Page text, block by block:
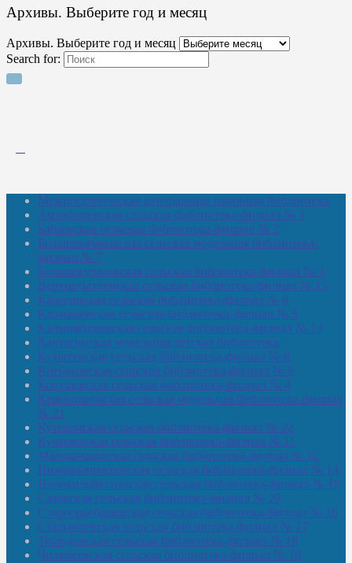
Архивы. Выберите год и месяц
Архивы. Выберите год и месяц
Search for:
Межпоселенческая центральная районная библиотека
Амзибашевская сельская библиотека-филиал № 1
Бабаевская сельская библиотека-филиал № 2
Большекачаковская сельская модельная библиотека-
филиал № 7
Большекуразовская сельская библиотека-филиал № 3
Верхнетыхтемская сельская библиотека-филиал № 15
Калегинская сельская библиотека-филиал № 6
Калмашевская сельская библиотека-филиал № 5
Калмиябашевская сельская библиотека-филиал № 13
Калтасинская модельная детская библиотека
Кельтеевская сельская библиотека-филиал № 8
Киебаковская сельская библиотека-филиал № 9
Кокушевская сельская библиотека-филиал № 4
Краснохолмская сельская модельная библиотека-филиал
№ 21
Кутеремская сельская библиотека-филиал № 22
Кучашевская сельская библиотека-филиал № 11
Малокачаковская сельская библиотека-филиал № 12
Нижнекачмашевская сельская библиотека-филиал № 14
Новокильбахтинская сельская библиотека-филиал № 19
Сазовская сельская библиотека-филиал № 20
Староорьебашевская сельская библиотека-филиал № 16
Старояшевская сельская библиотека-филиал № 17
Тюльдинская сельская библиотека-филиал № 18
Чилибеевская сельская библиотека-филиал № 10